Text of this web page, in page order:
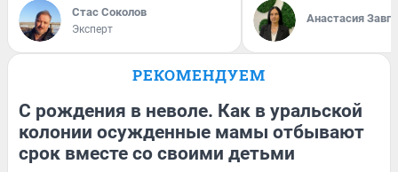
Стас Соколов
Эксперт
Анастасия
РЕКОМЕНДУЕМ
С рождения в неволе. Как в уральской
колонии осужденные мамы отбывают
срок вместе со своими детьми